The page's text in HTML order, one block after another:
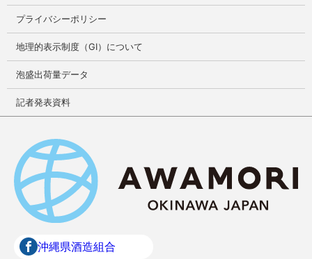
プライバシーポリシー
地理的表示制度（GI）について
泡盛出荷量データ
記者発表資料
沖縄県酒造組合